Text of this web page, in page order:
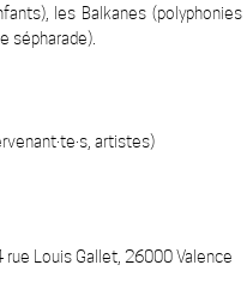
les Balkanes (polyphonies
sépharade).
artistes)
rue Louis Gallet, 26000 Valence